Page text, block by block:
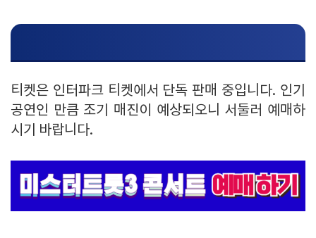
티켓은 인터파크 티켓에서 단독 판매 중입니다. 인기
공연인 만큼 조기 매진이 예상되오니 서둘러 예매하
시기 바랍니다.